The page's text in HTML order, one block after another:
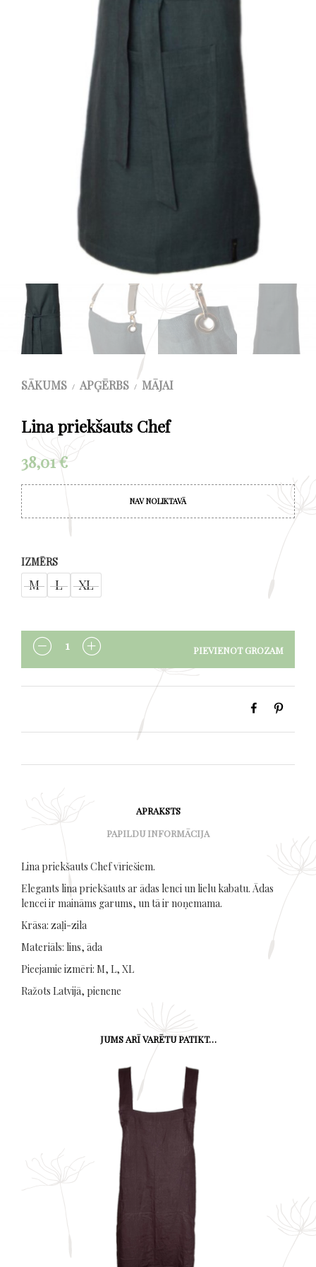
SĀKUMS / APĢĒRBS / MĀJAI
Lina priekšauts Chef
38,01€
NAV NOLIKTAVĀ
IZMĒRS
M L XL
DAUDZUMS PIEVIENOT GROZAM
APRAKSTS
PAPILDU INFORMĀCIJA
Lina priekšauts Chef vīriešiem.
Elegants lina priekšauts ar ādas lenci un lielu kabatu. Ādas
lencei ir maināms garums, un tā ir noņemama.
Krāsa: zaļi-zila
Materiāls: lins, āda
Pieejamie izmēri: M, L, XL
Ražots Latvijā, pienene
JUMS ARĪ VARĒTU PATIKT…